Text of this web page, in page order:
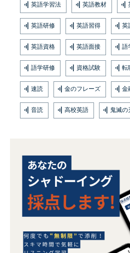
英語学習法 英語教材
英語研修 英語習得 英
英語資格 英語面接 語
語学研修 資格試験 転
速読 金のフレーズ 金
音読 高校英語 鬼滅の